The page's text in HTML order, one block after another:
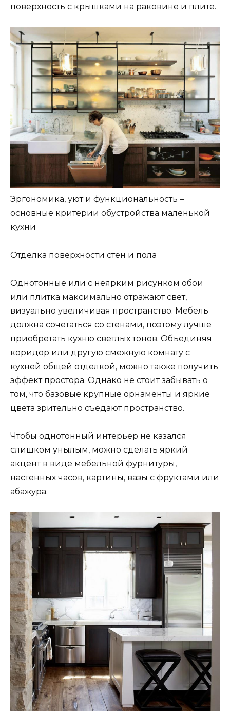
поверхность с крышками на раковине и плите.
Эргономика, уют и функциональность –
основные критерии обустройства маленькой
кухни
Отделка поверхности стен и пола
Однотонные или с неярким рисунком обои
или плитка максимально отражают свет,
визуально увеличивая пространство. Мебель
должна сочетаться со стенами, поэтому лучше
приобретать кухню светлых тонов. Объединяя
коридор или другую смежную комнату с
кухней общей отделкой, можно также получить
эффект простора. Однако не стоит забывать о
том, что базовые крупные орнаменты и яркие
цвета зрительно съедают пространство.
Чтобы однотонный интерьер не казался
слишком унылым, можно сделать яркий
акцент в виде мебельной фурнитуры,
настенных часов, картины, вазы с фруктами или
абажура.